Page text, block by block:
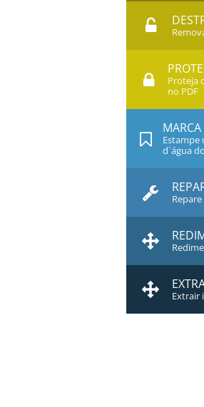
Proteja
no PDF
Estampe
d`água
Extrair